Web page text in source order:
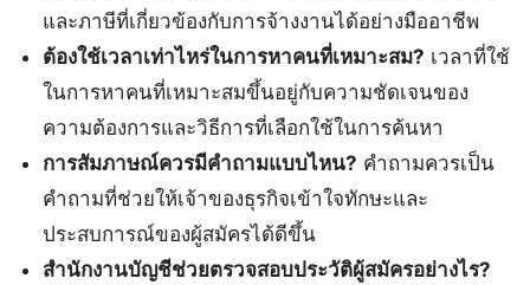
และภาษีที่เกี่ยวข้องกับการจ้างงานได้อย่างมืออาชีพ
ต้องใช้เวลาเท่าไหร่ในการหาคนที่เหมาะสม? เวลาที่ใช้
ในการหาคนที่เหมาะสมขึ้นอยู่กับความชัดเจนของ
ความต้องการและวิธีการที่เลือกใช้ในการค้นหา
การสัมภาษณ์ควรมีคำถามแบบไหน? คำถามควรเป็น
คำถามที่ช่วยให้เจ้าของธุรกิจเข้าใจทักษะและ
ประสบการณ์ของผู้สมัครได้ดีขึ้น
สำนักงานบัญชีช่วยตรวจสอบประวัติผู้สมัครอย่างไร?